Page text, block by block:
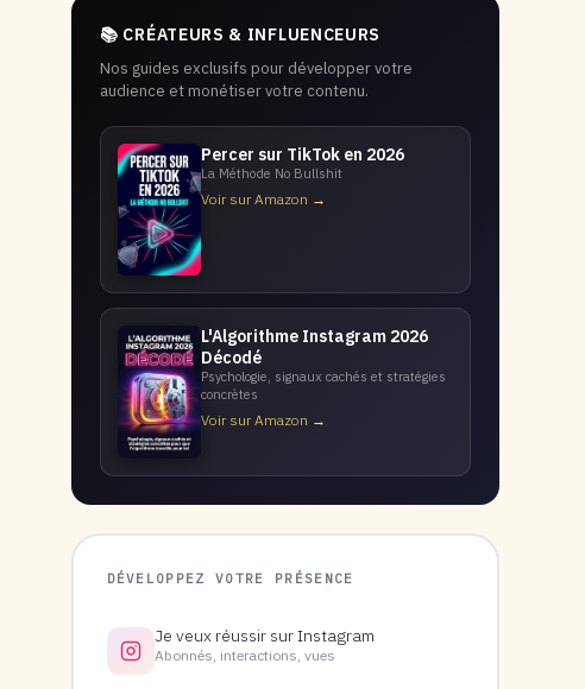
📚 CRÉATEURS & INFLUENCEURS
Nos guides exclusifs pour développer votre
audience et monétiser votre contenu.
Percer sur TikTok en 2026
La Méthode No Bullshit
Voir sur Amazon →
L'Algorithme Instagram 2026
Décodé
Psychologie, signaux cachés et stratégies
concrètes
Voir sur Amazon →
DÉVELOPPEZ VOTRE PRÉSENCE
Je veux réussir sur Instagram
Abonnés, interactions, vues